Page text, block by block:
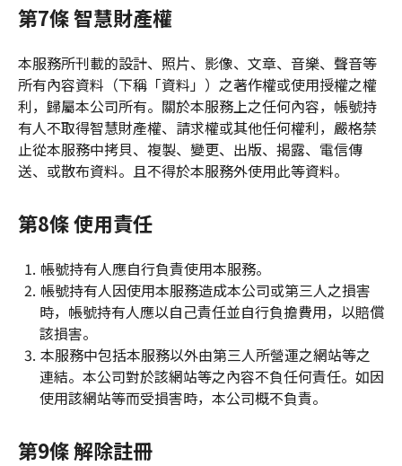
第7條 智慧財產權
本服務所刊載的設計、照片、影像、文章、音樂、聲音等
所有內容資料（下稱「資料」）之著作權或使用授權之權
利，歸屬本公司所有。關於本服務上之任何內容，帳號持
有人不取得智慧財產權、請求權或其他任何權利，嚴格禁
止從本服務中拷貝、複製、變更、出版、揭露、電信傳
送、或散布資料。且不得於本服務外使用此等資料。
第8條 使用責任
帳號持有人應自行負責使用本服務。
帳號持有人因使用本服務造成本公司或第三人之損害
時，帳號持有人應以自己責任並自行負擔費用，以賠償
該損害。
本服務中包括本服務以外由第三人所營運之網站等之
連結。本公司對於該網站等之內容不負任何責任。如因
使用該網站等而受損害時，本公司概不負責。
第9條 解除註冊